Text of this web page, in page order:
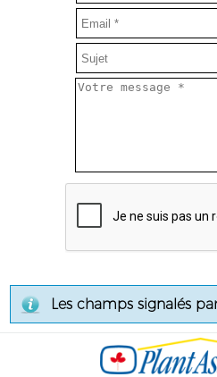
Les champs signalés